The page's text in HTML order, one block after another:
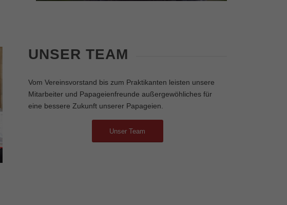
UNSER TEAM
Vom Vereinsvorstand bis zum Praktikanten leisten unsere
Mitarbeiter und Papageienfreunde außergewöhliches für
eine bessere Zukunft unserer Papageien.
Unser Team